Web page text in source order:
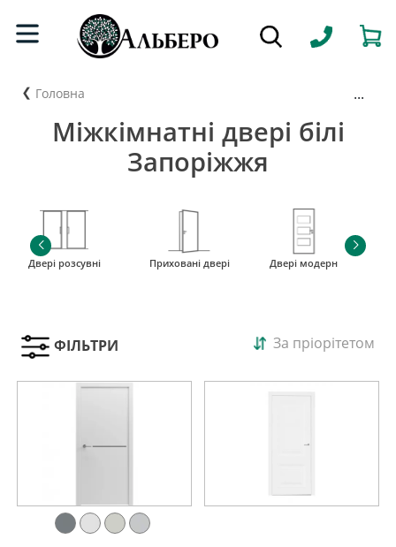
Головна ...
Міжкімнатні двері білі
Запоріжжя
Двері розсувні Приховані двері Двері модерн
ФІЛЬТРИ За пріорітетом